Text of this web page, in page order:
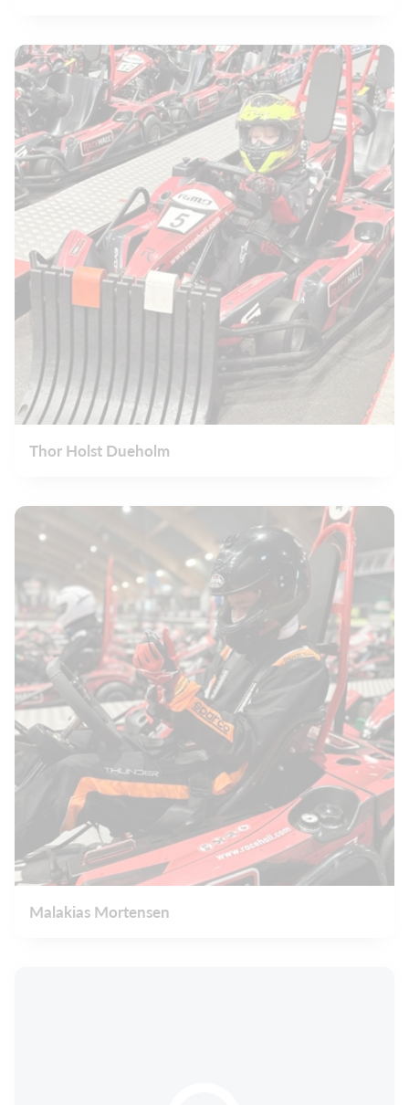
Thor Holst Dueholm
Malakias Mortensen